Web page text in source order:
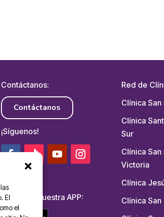
El
el
Contáctanos:
Contáctanos
¡Síguenos!
Descarga nuestra APP:
Red de
Clínica
Clínica
Sur
Clínica San
Victoria
Clínica
Clínica San